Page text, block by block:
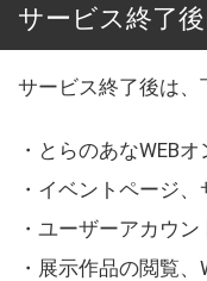
サービス終了
サービス終了後は、
・とらのあなWEB
・イベントページ
・ユーザーアカウ
・展示作品の閲覧